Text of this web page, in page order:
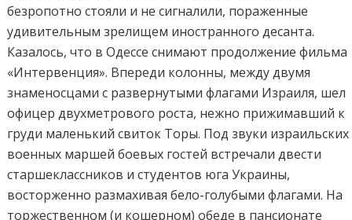
безропотно стояли и не сигналили, пораженные
удивительным зрелищем иностранного десанта.
Казалось, что в Одессе снимают продолжение фильма
«Интервенция». Впереди колонны, между двумя
знаменосцами с развернутыми флагами Израиля, шел
офицер двухметрового роста, нежно прижимавший к
груди маленький свиток Торы. Под звуки израильских
военных маршей боевых гостей встречали двести
старшеклассников и студентов юга Украины,
восторженно размахивая бело-голубыми флагами. На
торжественном (и кошерном) обеде в пансионате